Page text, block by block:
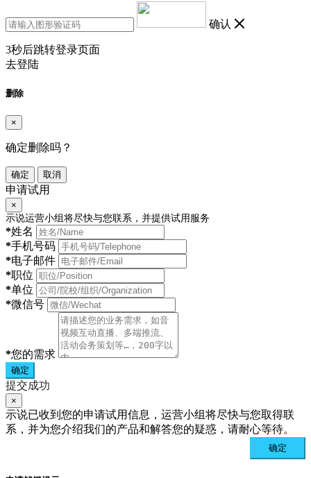
确认
3秒后跳转登录页面
去登陆
删除
×
确定删除吗？
确定 取消
申请试用
×
示说运营小组将尽快与您联系，并提供试用服务
*姓名
*手机号码
*电子邮件
*职位
*单位
*微信号
*您的需求
确定
提交成功
×
示说已收到您的申请试用信息，运营小组将尽快与您取得联
系，并为您介绍我们的产品和解答您的疑惑，请耐心等待。
确定